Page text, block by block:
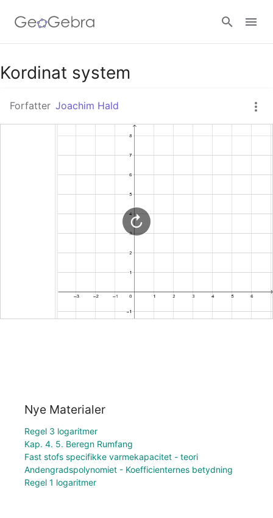
Google Classroom
GeoGebra Classroom
Log ind
Kordinat system
Forfatter Joachim Hald
Nye Materialer
Regel 3 logaritmer
Kap. 4. 5. Beregn Rumfang
Fast stofs specifikke varmekapacitet - teori
Andengradspolynomiet - Koefficienternes betydning
Regel 1 logaritmer